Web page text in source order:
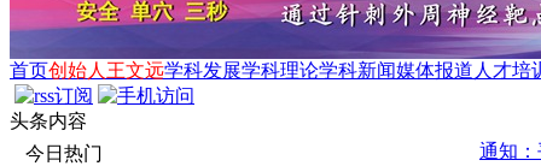
首页创始人王文远学科发展学科理论学科新闻媒体报道 人才培
头条内容
今日热门
通知